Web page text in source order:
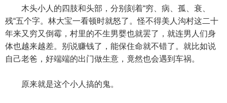
木头小人的四肢和头部，分别刻着“穷、病、孤、衰、
残“五个字。林大宝一看顿时就怒了。怪不得美人沟村这二十
年来又穷又倒霉，村里的不生男婴也就罢了，就连男人们身
体也越来越差。别说赚钱了，能保住命就不错了。就比如说
自己老爸，好端端的出门做生意，竟然也会遇到车祸。
原来就是这个小人搞的鬼。